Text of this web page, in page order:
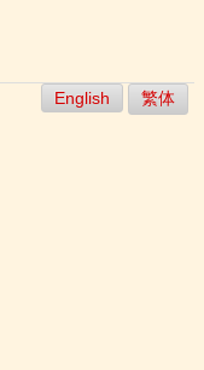
English 繁体